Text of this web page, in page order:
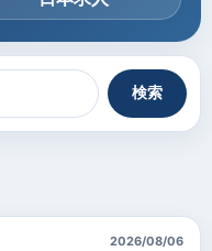
検索
2026/08/06